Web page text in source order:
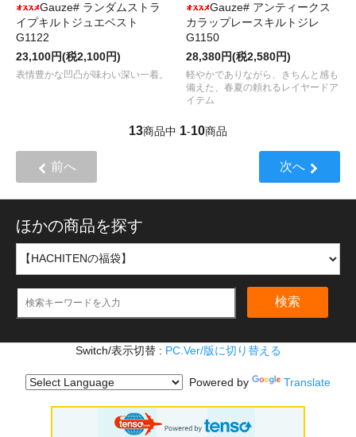
Gauze# ランダムストラ
イプキルトジュエベスト
G1122
23,100円(税2,100円)
表情豊かな凹凸が味わい深い一着。
Gauze# アンティークス
カラップレースキルトジレ
G1150
28,380円(税2,580円)
軽やかでありながら、きちんと感も
備えた、春夏の頼れるレイヤードア
イテム
13商品中 1-10商品
前へ 次へ
ほかの商品を探す
検索
Switch/表示切替 : PC.Ver/版に切り替える
Powered by Translate